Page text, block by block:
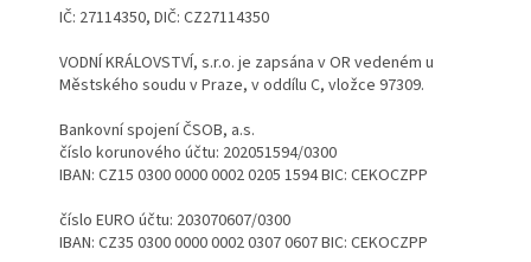
IČ: 27114350, DIČ: CZ27114350
VODNÍ KRÁLOVSTVÍ, s.r.o. je zapsána v OR vedeném u
Městského soudu v Praze, v oddílu C, vložce 97309.
Bankovní spojení ČSOB, a.s.
číslo korunového účtu: 202051594/0300
IBAN: CZ15 0300 0000 0002 0205 1594 BIC: CEKOCZPP
číslo EURO účtu: 203070607/0300
IBAN: CZ35 0300 0000 0002 0307 0607 BIC: CEKOCZPP